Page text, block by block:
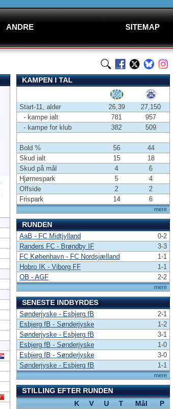
ANDRE SITEMAP
KAMPEN I TAL
mere
Start-11, alder 26,39
27,150
- kampe ialt
781
957
- kampe for klub
382 509
Bold % 56
44
Skud ialt
15
18
Skud på mål
4
6
Hjørnespark
5
4
Offside
2
2
Frispark
14 6
RUNDEN
mere
AaB - FC Midtjylland
0-2
Randers FC - Brøndby IF
3-3
FC København - FC Nordsjælland
1-1
Hobro IK - Viborg FF
1-1
OB - AGF
2-2
SENESTE INDBYRDES
mere
Sønderjyske - Esbjerg fB
2-1
Esbjerg fB - Sønderjyske
1-2
Sønderjyske - Esbjerg fB
3-1
Esbjerg fB - Sønderjyske
1-0
Esbjerg fB - Sønderjyske
3-0
Sønderjyske - Esbjerg fB
1-1
STILLING EFTER RUNDEN
K
V U T Mål P